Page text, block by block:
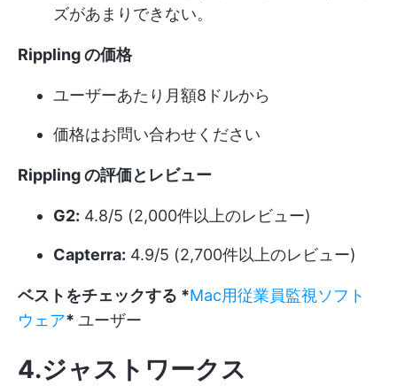
ズがあまりできない。
Rippling の価格
ユーザーあたり月額8ドルから
価格はお問い合わせください
Rippling の評価とレビュー
G2: 4.8/5 (2,000件以上のレビュー)
Capterra: 4.9/5 (2,700件以上のレビュー)
ベストをチェックする *Mac用従業員監視ソフト
ウェア* ユーザー
4.ジャストワークス